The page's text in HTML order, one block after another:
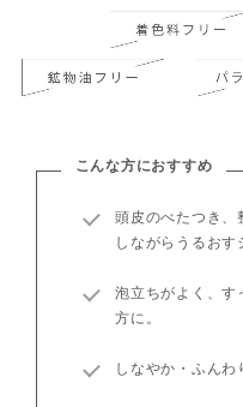
こんな方におすすめ
頭皮のべたつき、
しながらうるおす
泡立ちがよく、す
方に。
しなやか・ふんわ